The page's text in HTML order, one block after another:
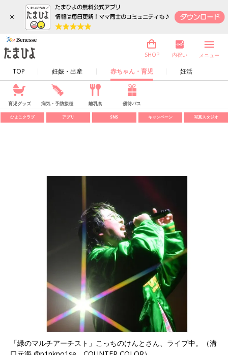
×
TOP 妊娠・出産 赤ちゃん・育児 妊活
SHOP 内祝い メニュー
育児グッズ 病気・予防接種 離乳食 優待パス
ひよこクラブ アプリ SNS キャンペーン 写真スタジオ
「緑のマルチアーチスト」こっちのけんとさん、ライブ中。（溝